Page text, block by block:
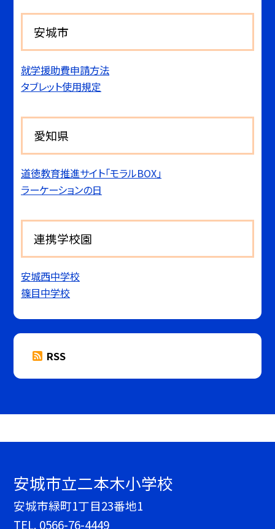
安城市
就学援助費申請方法
タブレット使用規定
愛知県
道徳教育推進サイト「モラルBOX」
ラーケーションの日
連携学校園
安城西中学校
篠目中学校
RSS
安城市立二本木小学校
安城市緑町1丁目23番地1
TEL. 0566-76-4449